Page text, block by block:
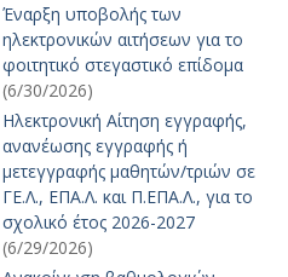
Έναρξη υποβολής των
ηλεκτρονικών αιτήσεων για το
φοιτητικό στεγαστικό επίδομα
(6/30/2026)
Ηλεκτρονική Αίτηση εγγραφής,
ανανέωσης εγγραφής ή
μετεγγραφής μαθητών/τριών σε
ΓΕ.Λ., ΕΠΑ.Λ. και Π.ΕΠΑ.Λ., για το
σχολικό έτος 2026-2027
(6/29/2026)